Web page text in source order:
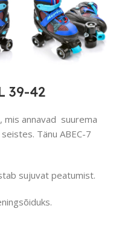
39-42
mis annavad suurema
Tänu ABEC-7
sujuvat peatumist.